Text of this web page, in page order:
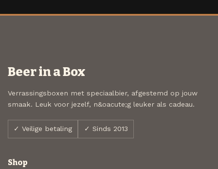
Beer in a Box
Verrassingsboxen met speciaalbier, afgestemd op jouw
smaak. Leuk voor jezelf, n&oacute;g leuker als cadeau.
✓ Veilige betaling ✓ Sinds 2013
Shop